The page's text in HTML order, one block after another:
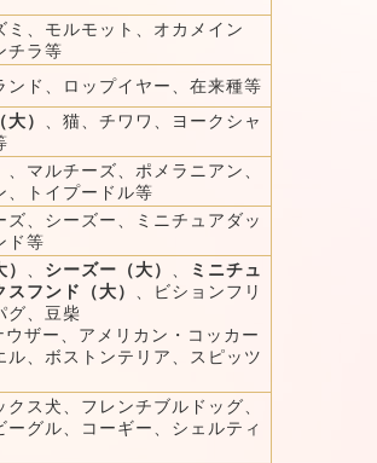
ミ、モルモット、オカメイン
チラ等
ンド、ロップイヤー、在来種等
）
、猫、チワワ、ヨークシャ
、マルチーズ、ポメラニアン、
、トイプードル等
ズ、シーズー、ミニチュアダッ
ド等
シーズー（大）
ミニチュ
スフンド（大）
、ビションフリ
グ、豆柴
ウザー、アメリカン・コッカー
ル、ボストンテリア、スピッツ
クス犬、フレンチブルドッグ、
ーグル、コーギー、シェルティ